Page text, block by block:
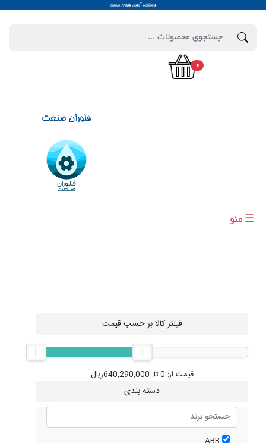
0
☰ منو
فیلتر کالا بر حسب قیمت
قیمت از: 0تا: 640,290,000ریال
دسته بندی